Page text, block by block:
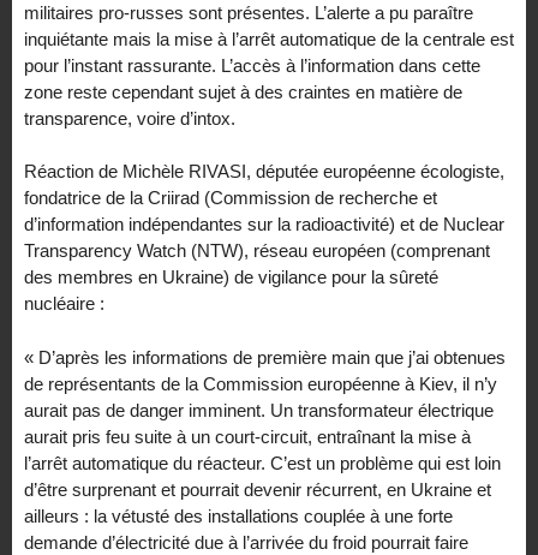
militaires pro-russes sont présentes. L’alerte a pu paraître
inquiétante mais la mise à l’arrêt automatique de la centrale est
pour l’instant rassurante. L’accès à l’information dans cette
zone reste cependant sujet à des craintes en matière de
transparence, voire d’intox.
Réaction de Michèle RIVASI, députée européenne écologiste,
fondatrice de la Criirad (Commission de recherche et
d’information indépendantes sur la radioactivité) et de Nuclear
Transparency Watch (NTW), réseau européen (comprenant
des membres en Ukraine) de vigilance pour la sûreté
nucléaire :
« D’après les informations de première main que j’ai obtenues
de représentants de la Commission européenne à Kiev, il n’y
aurait pas de danger imminent. Un transformateur électrique
aurait pris feu suite à un court-circuit, entraînant la mise à
l’arrêt automatique du réacteur. C’est un problème qui est loin
d’être surprenant et pourrait devenir récurrent, en Ukraine et
ailleurs : la vétusté des installations couplée à une forte
demande d’électricité due à l’arrivée du froid pourrait faire